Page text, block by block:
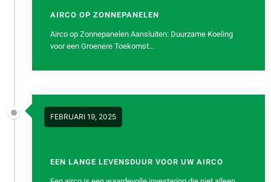
AIRCO OP ZONNEPANELEN
Airco op Zonnepanelen Aansluiten: Duurzame Koeling
voor een Groenere Toekomst...
FEBRUARI 19, 2025
EEN LANGE LEVENSDUUR VOOR UW AIRCO